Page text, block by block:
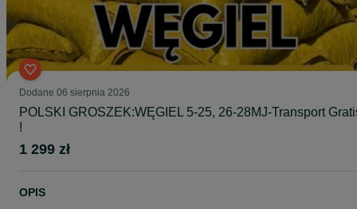
Dodane 06 sierpnia 2026
POLSKI GROSZEK:WĘGIEL 5-25, 26-28MJ-Transport
!
1 299 zł
OPIS